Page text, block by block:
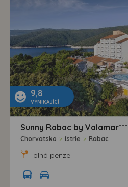
9,8
VYNIKAJÍCÍ
Sunny Rabac by Valamar***
Chorvatsko > Istrie > Rabac
plná penze